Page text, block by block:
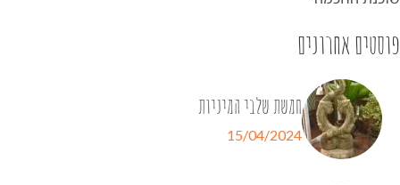
פוסטים אחרונים
חמשת שלבי המיניות
15/04/2024